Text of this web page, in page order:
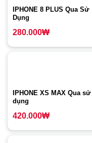
IPHONE 8 PLUS Qua Sử
Dụng
280.000₩
IPHONE XS MAX Qua sử
dụng
420.000₩